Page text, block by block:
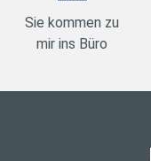
Sie kommen zu
mir ins Büro